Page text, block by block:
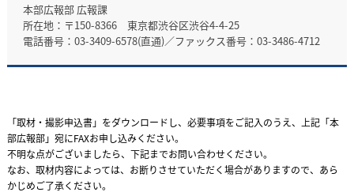
本部広報部 広報課
所在地：〒150-8366 東京都渋谷区渋谷4-4-25
電話番号：03-3409-6578(直通)／ファックス番号：03-3486-4712
「取材・撮影申込書」をダウンロードし、必要事項をご記入のうえ、上記「本
部広報部」宛にFAXお申し込みください。
不明な点がございましたら、下記までお問い合わせください。
なお、取材内容によっては、お断りさせていただく場合がありますので、あら
かじめご了承ください。